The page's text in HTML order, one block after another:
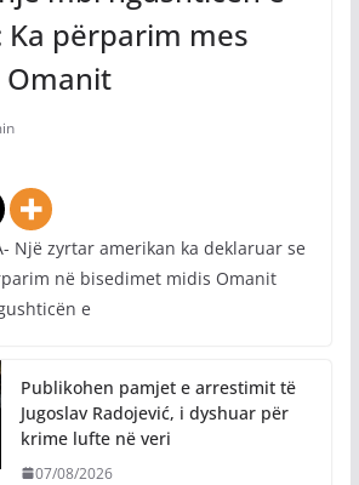
përparim mes
Një zyrtar amerikan ka deklaruar se
në bisedimet midis Omanit
e
Publikohen pamjet e arrestimit të
Jugoslav Radojević, i dyshuar për
krime lufte në veri
07/08/2026